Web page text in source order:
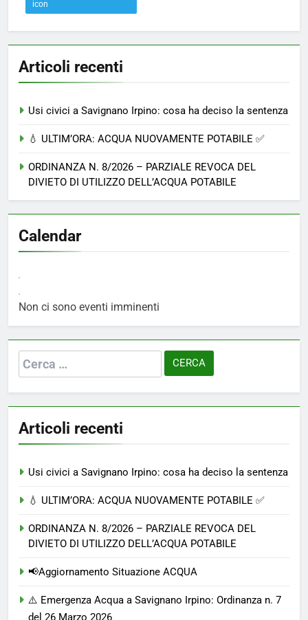
Articoli recenti
Usi civici a Savignano Irpino: cosa ha deciso la sentenza
💧 ULTIM’ORA: ACQUA NUOVAMENTE POTABILE ✅
ORDINANZA N. 8/2026 – PARZIALE REVOCA DEL
DIVIETO DI UTILIZZO DELL’ACQUA POTABILE
Calendar
Non ci sono eventi imminenti
Ricerca
per:
Articoli recenti
Usi civici a Savignano Irpino: cosa ha deciso la sentenza
💧 ULTIM’ORA: ACQUA NUOVAMENTE POTABILE ✅
ORDINANZA N. 8/2026 – PARZIALE REVOCA DEL
DIVIETO DI UTILIZZO DELL’ACQUA POTABILE
📢Aggiornamento Situazione ACQUA
⚠️ Emergenza Acqua a Savignano Irpino: Ordinanza n. 7
del 26 Marzo 2026